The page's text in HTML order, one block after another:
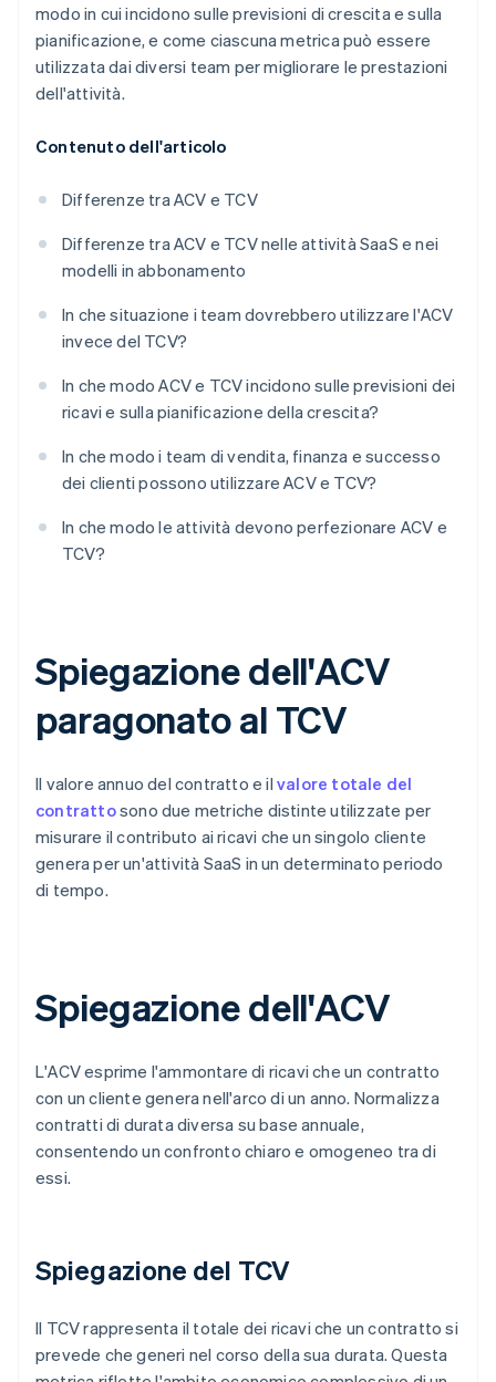
modo in cui incidono sulle previsioni di crescita e sulla
pianificazione, e come ciascuna metrica può essere
utilizzata dai diversi team per migliorare le prestazioni
dell'attività.
Contenuto dell'articolo
Differenze tra ACV e TCV
Differenze tra ACV e TCV nelle attività SaaS e nei
modelli in abbonamento
In che situazione i team dovrebbero utilizzare l'ACV
invece del TCV?
In che modo ACV e TCV incidono sulle previsioni dei
ricavi e sulla pianificazione della crescita?
In che modo i team di vendita, finanza e successo
dei clienti possono utilizzare ACV e TCV?
In che modo le attività devono perfezionare ACV e
TCV?
Spiegazione dell'ACV
paragonato al TCV
Il valore annuo del contratto e il valore totale del
contrattosono due metriche distinte utilizzate per
misurare il contributo ai ricavi che un singolo cliente
genera per un'attività SaaS in un determinato periodo
di tempo.
Spiegazione dell'ACV
L'ACV esprime l'ammontare di ricavi che un contratto
con un cliente genera nell'arco di un anno. Normalizza
contratti di durata diversa su base annuale,
consentendo un confronto chiaro e omogeneo tra di
essi.
Spiegazione del TCV
Il TCV rappresenta il totale dei ricavi che un contratto si
prevede che generi nel corso della sua durata. Questa